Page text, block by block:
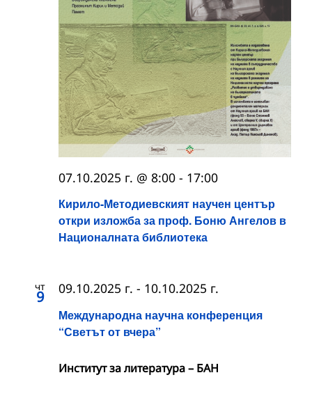
Кирило-Методиевският научен център
откри изложба за проф. Боню Ангелов в
Националната библиотека
07.10.2025 г. @ 8:00 - 17:00
чт
9
Международна научна конференция
“Светът от вчера”
09.10.2025 г. - 10.10.2025 г.
Институт за литература – БАН